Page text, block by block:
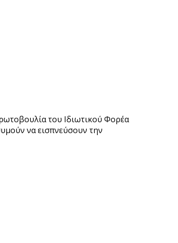
του Ιδιωτικού Φορέα
να εισπνεύσουν την